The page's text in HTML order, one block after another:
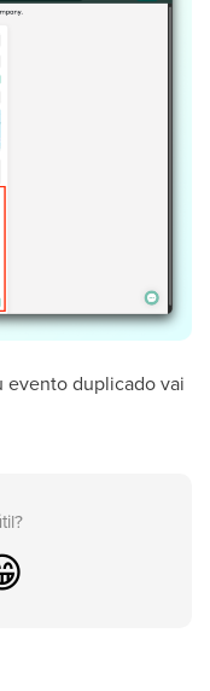
evento duplicado vai